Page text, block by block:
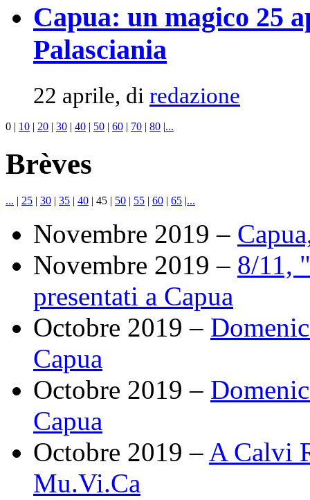
Capua: un magico 25
Palasciania
22 aprile, di redazione
0 | 10 | 20 | 30 | 40 | 50 | 60 | 70 | 80 |...
Brèves
... | 25 | 30 | 35 | 40 | 45 | 50 | 55 | 60 | 65 |...
Novembre 2019 –
Novembre 2019 – 8/11,
presentati a Capua
Octobre 2019 –
Capua
Octobre 2019 –
Capua
Octobre 2019 – A Calvi
Mu.Vi.Ca